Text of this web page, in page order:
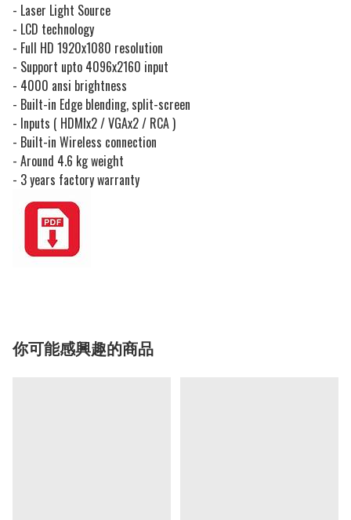
- Laser Light Source
- LCD technology
- Full HD 1920x1080 resolution
- Support upto 4096x2160 input
- 4000 ansi brightness
- Built-in Edge blending, split-screen
- Inputs ( HDMIx2 / VGAx2 / RCA )
- Built-in Wireless connection
- Around 4.6 kg weight
- 3 years factory warranty
你可能感興趣的商品